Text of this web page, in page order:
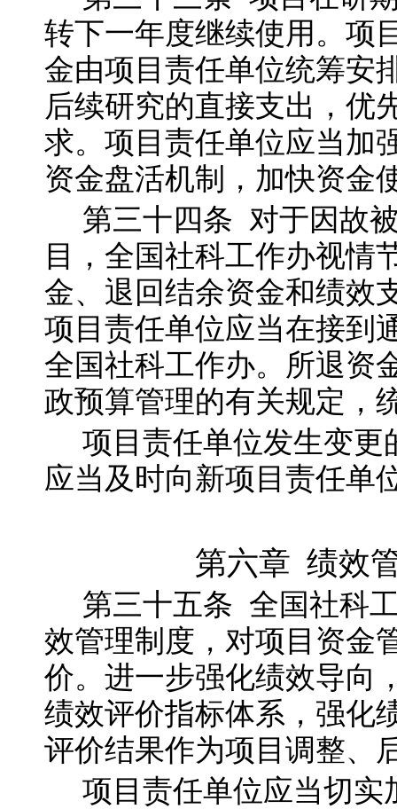
转下一年度继续使用。项
金由项目责任单位统筹安
后续研究的直接支出，优
求。项目责任单位应当加
资金盘活机制，加快资金
第三十四条 对于因故
目，全国社科工作办视情
金、退回结余资金和绩效
项目责任单位应当在接到
全国社科工作办。所退资
政预算管理的有关规定，
项目责任单位发生变更
应当及时向新项目责任单
第六章 绩效
第三十五条 全国社科
效管理制度，对项目资金
价。进一步强化绩效导向
绩效评价指标体系，强化
评价结果作为项目调整、
项目责任单位应当切实